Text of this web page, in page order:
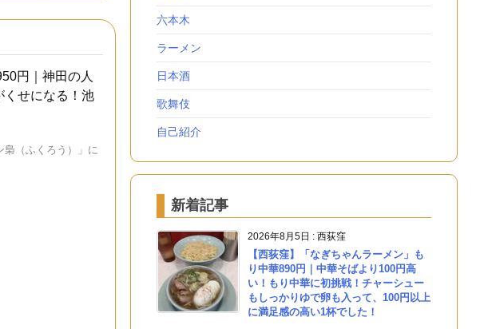
円｜神田の人
くせになる！池
梟（ふくろう）」に
六本木
ラーメン
日本酒
歌舞伎
自己紹介
新着記事
2026年8月5日 : 西荻窪
【西荻窪】「なぎちゃんラーメン」も
り中華890円｜中華そばより100円高
い！もり中華に初挑戦！チャーシュー
もしっかりゆで卵も入って、100円以上
に満足感の高い1杯でした！